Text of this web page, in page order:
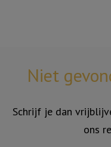
Niet
Schrijf je dan
ons